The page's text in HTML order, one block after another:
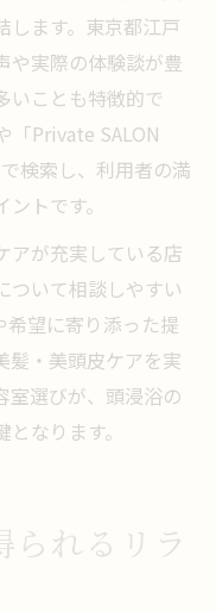
します。東京都江戸
や実際の体験談が豊
いことも特徴的で
「Private SALON
検索し、利用者の満
トです。
アが充実している店
ついて相談しやすい
希望に寄り添った提
髪・美頭皮ケアを実
室選びが、頭浸浴の
なります。
られるリラ